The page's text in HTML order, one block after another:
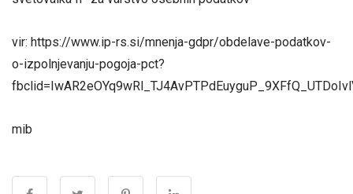
vir: https://www.ip-rs.si/mnenja-gdpr/obdelave-podatkov-
o-izpolnjevanju-pogoja-pct?
mib